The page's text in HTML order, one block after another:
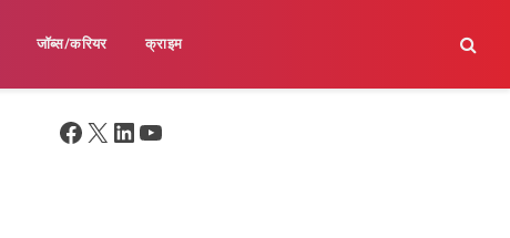
जॉब्स/करियर क्राइम
Facebook
X LinkedIn
YouTube